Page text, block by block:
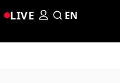
LIVE EN